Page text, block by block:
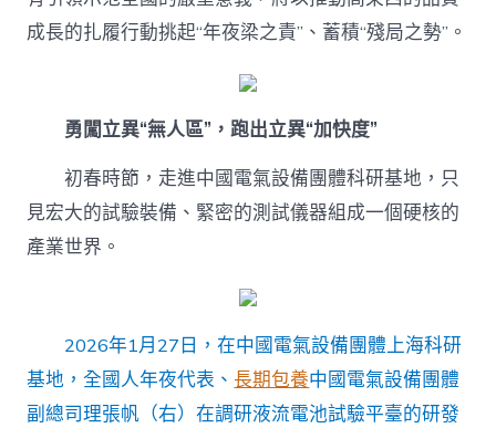
成長的扎履行動挑起“年夜梁之責”、蓄積“殘局之勢”。
勇闖立異“無人區”，跑出立異“加快度”
初春時節，走進中國電氣設備團體科研基地，只
見宏大的試驗裝備、緊密的測試儀器組成一個硬核的
產業世界。
2026年1月27日，在中國電氣設備團體上海科研
基地，全國人年夜代表、長期包養中國電氣設備團體
副總司理張帆（右）在調研液流電池試驗平臺的研發